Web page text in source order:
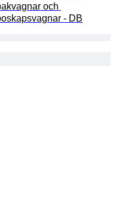
och
- DB